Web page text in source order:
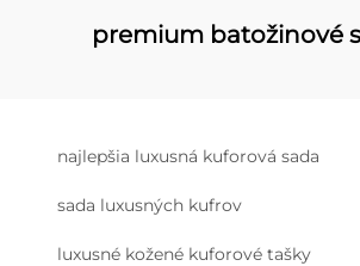
premium batožinové
najlepšia luxusná kuforová sada
sada luxusných kufrov
luxusné kožené kuforové tašky